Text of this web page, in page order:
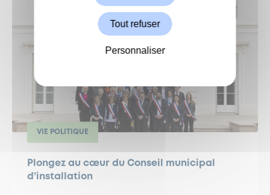
VIE POLITIQUE
Plongez au cœur du Conseil municipal
d’installation
Tout refuser
Personnaliser